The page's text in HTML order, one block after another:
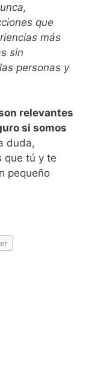
que
más
sin
personas y
relevantes
si somos
duda,
que tú y te
pequeño